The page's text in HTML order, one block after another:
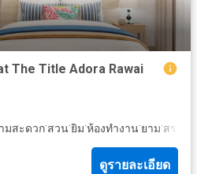
The Title Adora Rawai
มสะดวก·สวน·ยิม·ห้องทำงาน·ยาม·สระว่
ดูรายละเอียด